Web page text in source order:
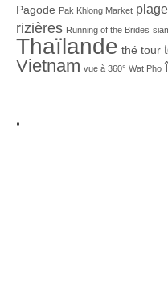
Pagode Pak Khlong Market plage
rizières Running of the Brides
Thaïlande thé tour
Vietnam vue à 360° Wat Pho
.